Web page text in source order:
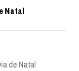
Natal
de Natal